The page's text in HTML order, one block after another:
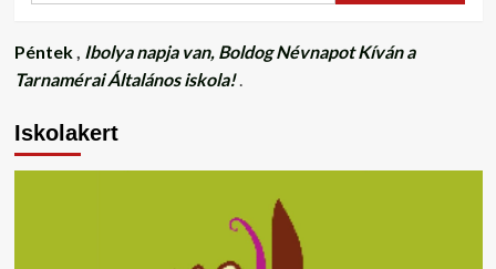
Péntek
Ibolya napja van, Boldog Névnapot Kíván a
Tarnamérai Általános iskola!
Iskolakert